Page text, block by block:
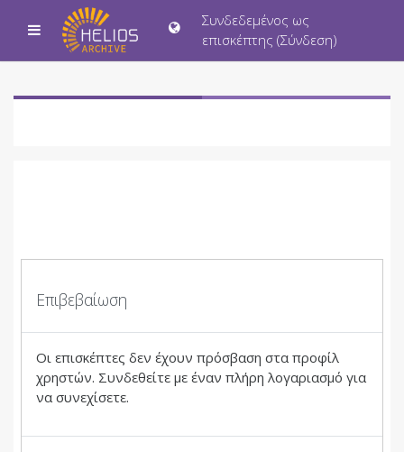
Μετάβαση στο κεντρικό περιεχόμενο
Πλευρικός πίνακας
Συνδεδεμένος ως
επισκέπτης (Σύνδεση)
Επιβεβαίωση
Οι επισκέπτες δεν έχουν πρόσβαση στα προφίλ
χρηστών. Συνδεθείτε με έναν πλήρη λογαριασμό για
να συνεχίσετε.